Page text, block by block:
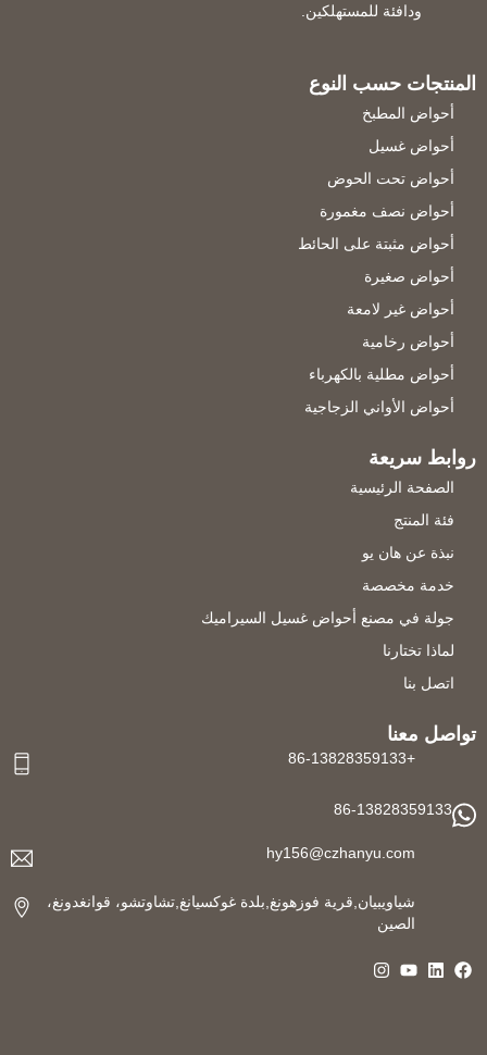
ودافئة للمستهلكين.
المنتجات حسب النوع
أحواض المطبخ
أحواض غسيل
أحواض تحت الحوض
أحواض نصف مغمورة
أحواض مثبتة على الحائط
أحواض صغيرة
أحواض غير لامعة
أحواض رخامية
أحواض مطلية بالكهرباء
أحواض الأواني الزجاجية
روابط سريعة
الصفحة الرئيسية
فئة المنتج
نبذة عن هان يو
خدمة مخصصة
جولة في مصنع أحواض غسيل السيراميك
لماذا تختارنا
اتصل بنا
تواصل معنا
+86-13828359133
86-13828359133
hy156@czhanyu.com
شياويبيان,قرية فوزهونغ,بلدة غوكسيانغ,تشاوتشو، قوانغدونغ،
الصين